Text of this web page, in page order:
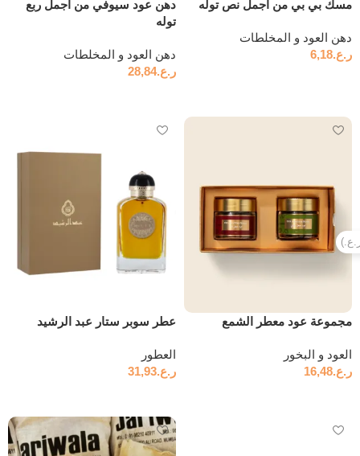
مسك بي بي من اجمل نص توله
دهن العود و المخلطات
ر.ع.6,18
دهن عود سيوفي من اجمل ربع
توله
دهن العود و المخلطات
ر.ع.28,84
مجموعة عود معطر الشمع
العود و البخور
ر.ع.16,48
عطر سوبر ستار عبد الرشيد
العطور
ر.ع.31,93